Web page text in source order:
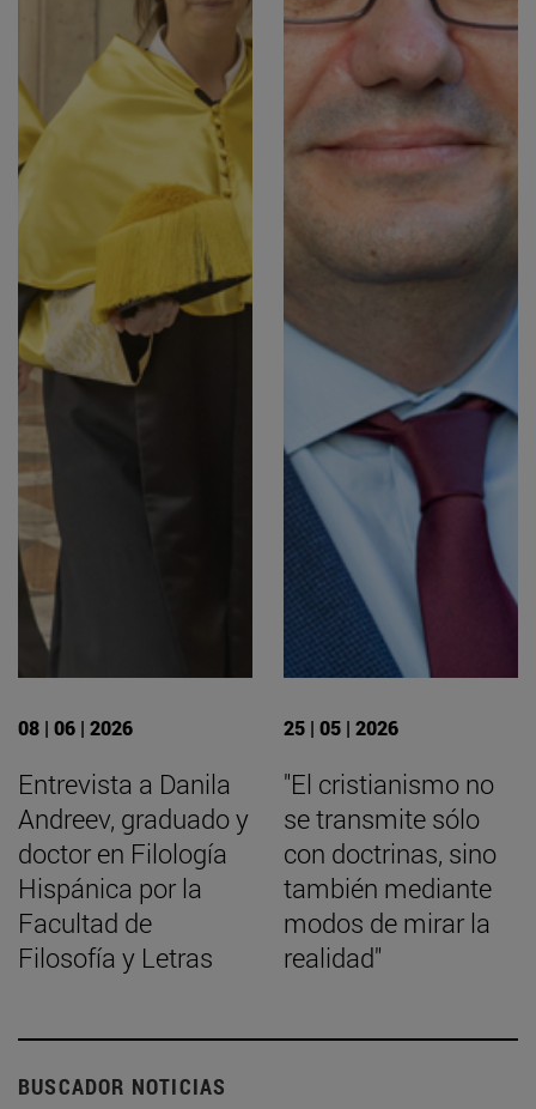
08 | 06 | 2026
Entrevista a Danila
Andreev, graduado y
doctor en Filología
Hispánica por la
Facultad de
Filosofía y Letras
25 | 05 | 2026
"El cristianismo no
se transmite sólo
con doctrinas, sino
también mediante
modos de mirar la
realidad"
BUSCADOR NOTICIAS